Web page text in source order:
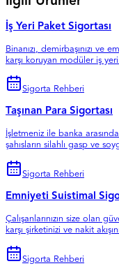
İş Yeri Paket Sigortası
Binanızı, demirbaşınızı ve
karşı koruyan modüler iş
Sigorta Rehberi
Taşınan Para Sigortası
İşletmeniz ile banka
şahısların silahlı gasp ve
Sigorta Rehberi
Emniyeti Suistimal
Çalışanlarınızın size olan
karşı şirketinizi ve nakit
Sigorta Rehberi